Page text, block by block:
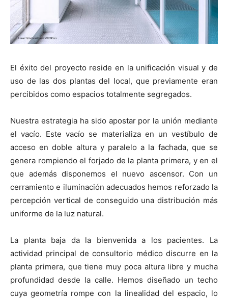
El éxito del proyecto reside en la unificación visual y de
uso de las dos plantas del local, que previamente eran
percibidos como espacios totalmente segregados.
Nuestra estrategia ha sido apostar por la unión mediante
el vacío. Este vacío se materializa en un vestíbulo de
acceso en doble altura y paralelo a la fachada, que se
genera rompiendo el forjado de la planta primera, y en el
que además disponemos el nuevo ascensor. Con un
cerramiento e iluminación adecuados hemos reforzado la
percepción vertical de conseguido una distribución más
uniforme de la luz natural.
La planta baja da la bienvenida a los pacientes. La
actividad principal de consultorio médico discurre en la
planta primera, que tiene muy poca altura libre y mucha
profundidad desde la calle. Hemos diseñado un techo
cuya geometría rompe con la linealidad del espacio, lo